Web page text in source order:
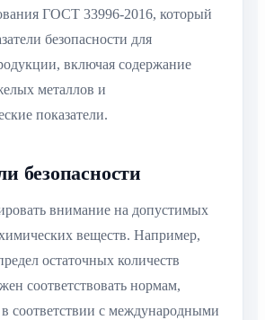
ГОСТ 33996-2016, который
безопасности для
включая содержание
металлов и
показатели.
безопасности
внимание на допустимых
веществ. Например,
остаточных количеств
соответствовать нормам,
соответствии с международными